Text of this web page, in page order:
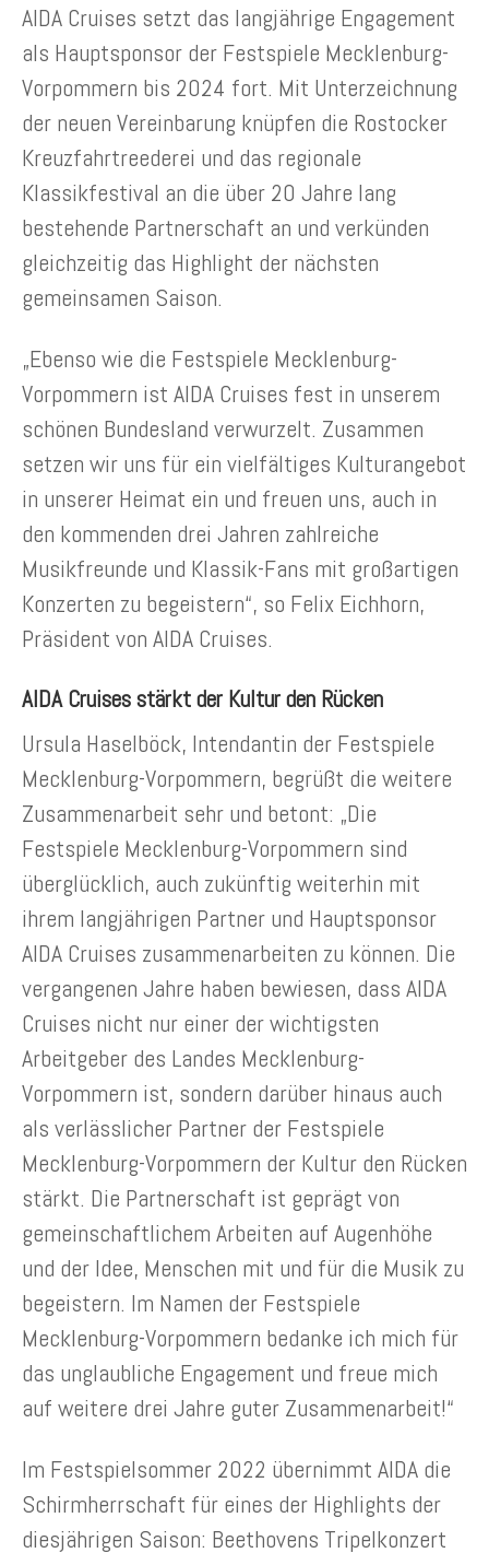
AIDA Cruises setzt das langjährige Engagement
als Hauptsponsor der Festspiele Mecklenburg-
Vorpommern bis 2024 fort. Mit Unterzeichnung
der neuen Vereinbarung knüpfen die Rostocker
Kreuzfahrtreederei und das regionale
Klassikfestival an die über 20 Jahre lang
bestehende Partnerschaft an und verkünden
gleichzeitig das Highlight der nächsten
gemeinsamen Saison.
„Ebenso wie die Festspiele Mecklenburg-
Vorpommern ist AIDA Cruises fest in unserem
schönen Bundesland verwurzelt. Zusammen
setzen wir uns für ein vielfältiges Kulturangebot
in unserer Heimat ein und freuen uns, auch in
den kommenden drei Jahren zahlreiche
Musikfreunde und Klassik-Fans mit großartigen
Konzerten zu begeistern“, so Felix Eichhorn,
Präsident von AIDA Cruises.
AIDA Cruises stärkt der Kultur den Rücken
Ursula Haselböck, Intendantin der Festspiele
Mecklenburg-Vorpommern, begrüßt die weitere
Zusammenarbeit sehr und betont: „Die
Festspiele Mecklenburg-Vorpommern sind
überglücklich, auch zukünftig weiterhin mit
ihrem langjährigen Partner und Hauptsponsor
AIDA Cruises zusammenarbeiten zu können. Die
vergangenen Jahre haben bewiesen, dass AIDA
Cruises nicht nur einer der wichtigsten
Arbeitgeber des Landes Mecklenburg-
Vorpommern ist, sondern darüber hinaus auch
als verlässlicher Partner der Festspiele
Mecklenburg-Vorpommern der Kultur den Rücken
stärkt. Die Partnerschaft ist geprägt von
gemeinschaftlichem Arbeiten auf Augenhöhe
und der Idee, Menschen mit und für die Musik zu
begeistern. Im Namen der Festspiele
Mecklenburg-Vorpommern bedanke ich mich für
das unglaubliche Engagement und freue mich
auf weitere drei Jahre guter Zusammenarbeit!“
Im Festspielsommer 2022 übernimmt AIDA die
Schirmherrschaft für eines der Highlights der
diesjährigen Saison: Beethovens Tripelkonzert